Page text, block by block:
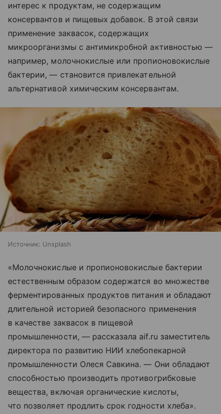
интерес к продуктам, не содержащим
консервантов и пищевых добавок. В этой связи
применение заквасок, содержащих
микроорганизмы с антимикробной активностью —
например, молочнокислые или пропионовокислые
бактерии, — становится привлекательной
альтернативой химическим консервантам.
Источник: Unsplash
«Молочнокислые и пропионовокислые бактерии
естественным образом содержатся во множестве
ферментированных продуктов питания и обладают
длительной историей безопасного применения
в качестве заквасок в пищевой
промышленности, — рассказала aif.ru заместитель
директора по развитию НИИ хлебопекарной
промышленности Олеся Савкина. — Они обладают
способностью производить противогрибковые
вещества, включая органические кислоты,
что позволяет продлить срок годности хлеба».